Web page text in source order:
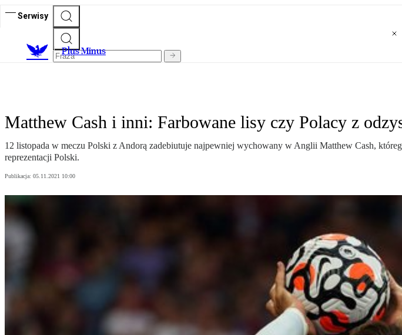
Serwisy
Plus Minus
Matthew Cash i inni: Farbowane lisy czy Polacy z
12 listopada w meczu Polski z Andorą zadebiutuje najpewniej wychowany w Anglii Matthew Cash,
reprezentacji Polski.
Publikacja: 05.11.2021 10:00